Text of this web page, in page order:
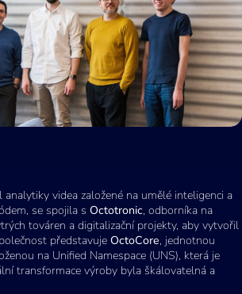
analytiky videa založené na umělé inteligenci a
se spojila s Octotronic, odborníka na
továren a digitalizační projekty, aby vytvořil
představuje OctoCore, jednotnou
na Unified Namespace (UNS), která je
transformace výroby byla škálovatelná a